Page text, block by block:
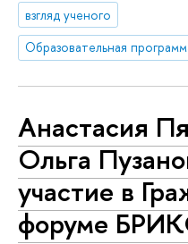
взгляд ученого
Анастасия
Ольга
участие в
форуме